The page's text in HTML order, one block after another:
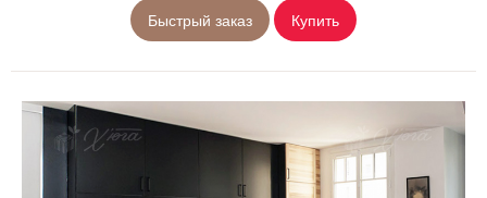
Быстрый заказ
Купить